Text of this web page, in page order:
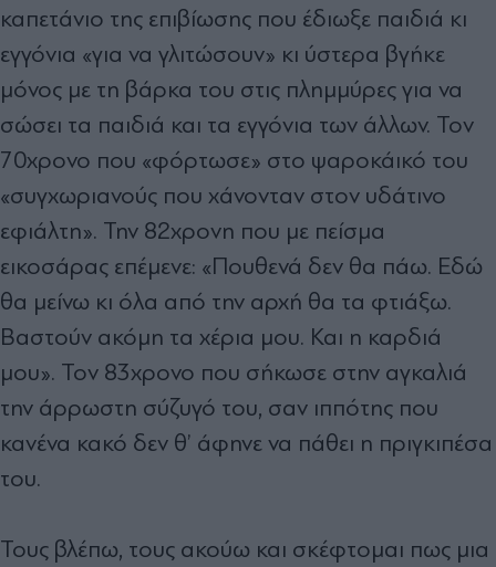
καπετάνιο της επιβίωσης που έδιωξε παιδιά κι
εγγόνια «για να γλιτώσουν» κι ύστερα βγήκε
μόνος με τη βάρκα του στις πλημμύρες για να
σώσει τα παιδιά και τα εγγόνια των άλλων. Τον
70χρονο που «φόρτωσε» στο ψαροκάικό του
«συγχωριανούς που χάνονταν στον υδάτινο
εφιάλτη». Την 82χρονη που με πείσμα
εικοσάρας επέμενε: «Πουθενά δεν θα πάω. Εδώ
θα μείνω κι όλα από την αρχή θα τα φτιάξω.
Βαστούν ακόμη τα χέρια μου. Και η καρδιά
μου». Τον 83χρονο που σήκωσε στην αγκαλιά
την άρρωστη σύζυγό του, σαν ιππότης που
κανένα κακό δεν θ’ άφηνε να πάθει η πριγκιπέσα
του.
Τους βλέπω, τους ακούω και σκέφτομαι πως μια